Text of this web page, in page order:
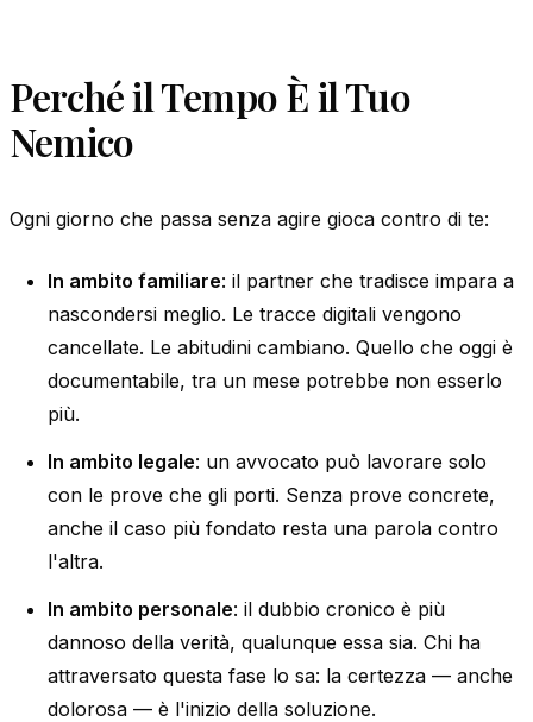
Perché il Tempo È il Tuo
Nemico
Ogni giorno che passa senza agire gioca contro di te:
In ambito familiare: il partner che tradisce impara a
nascondersi meglio. Le tracce digitali vengono
cancellate. Le abitudini cambiano. Quello che oggi è
documentabile, tra un mese potrebbe non esserlo
più.
In ambito legale: un avvocato può lavorare solo
con le prove che gli porti. Senza prove concrete,
anche il caso più fondato resta una parola contro
l'altra.
In ambito personale: il dubbio cronico è più
dannoso della verità, qualunque essa sia. Chi ha
attraversato questa fase lo sa: la certezza — anche
dolorosa — è l'inizio della soluzione.